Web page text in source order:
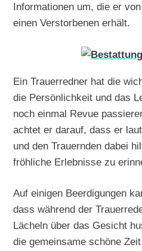
Informationen um, die er
einen Verstorbenen erhält.
Ein Trauerredner hat die
die Persönlichkeit und das
noch einmal Revue
achtet er darauf, dass er
und den Trauernden dabei
fröhliche Erlebnisse zu
Auf einigen Beerdigungen
dass während der
Lächeln über das Gesicht
die gemeinsame schöne